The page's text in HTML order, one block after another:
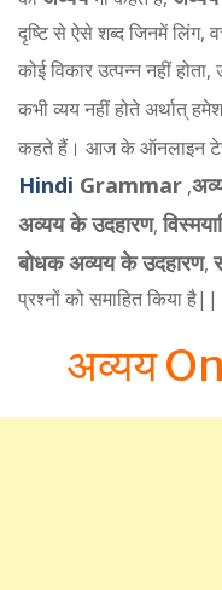
दृष्टि से ऐसे शब्द जिनमें लिंग,
कोई विकार उत्पन्न नहीं होता,
कभी व्यय नहीं होते अर्थात्
कहते हैं। आज के ऑनलाइन
Hindi Grammar ,
अव्यय के उदहारण,
बोधक अव्यय के उदहारण,
प्रश्नों को समाहित किया है||
अव्यय